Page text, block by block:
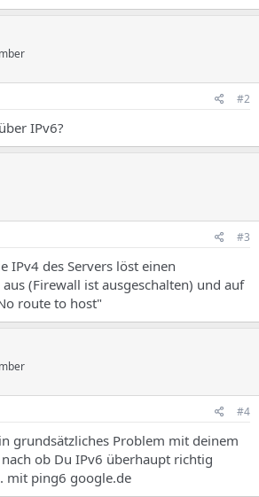
#2
IPv6?
#3
IPv4 des Servers löst einen
(Firewall ist ausgeschalten) und auf
route to host"
#4
grundsätzliches Problem mit deinem
ob Du IPv6 überhaupt richtig
mit ping6 google.de